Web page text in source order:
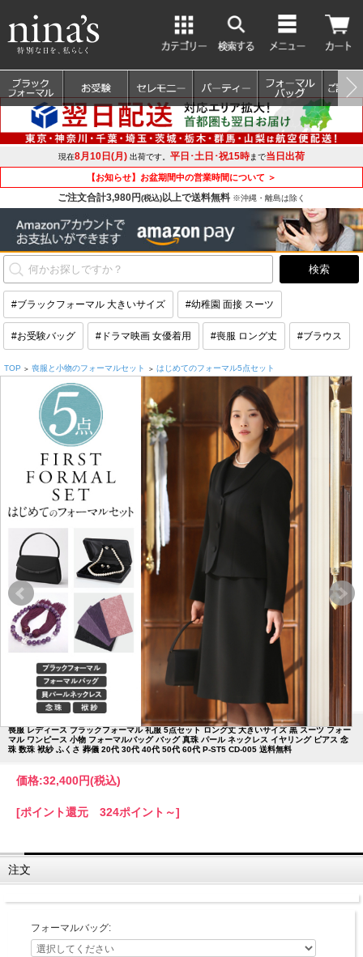
現在8月10日(月) 出荷です。 平日･土日･祝15時まで当日出荷
【お知らせ】お盆期間中の営業時間について ＞
ご注文合計3,980円(税込)以上で送料無料 ※沖縄・離島は除く
#ブラックフォーマル 大きいサイズ #幼稚園 面接 スーツ
#お受験バッグ #ドラマ映画 女優着用 #喪服 ロング丈 #ブラウス
TOP > 喪服と小物のフォーマルセット > はじめてのフォーマル5点セット
喪服 レディース ブラックフォーマル 礼服 5点セット ロング丈 大きいサイズ 黒 スーツ フォー
マル ワンピース 小物 フォーマルバッグ バッグ 真珠 パール ネックレス イヤリング ピアス 念
珠 数珠 袱紗 ふくさ 葬儀 20代 30代 40代 50代 60代 P-ST5 CD-005 送料無料
価格:32,400円(税込)
[ポイント還元 324ポイント～]
注文
フォーマルバッグ: